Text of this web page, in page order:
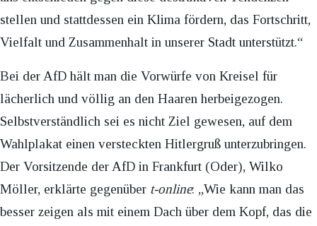
stellen und stattdessen ein Klima fördern, das Fortschritt,
Vielfalt und Zusammenhalt in unserer Stadt unterstützt.“
Bei der AfD hält man die Vorwürfe von Kreisel für
lächerlich und völlig an den Haaren herbeigezogen.
Selbstverständlich sei es nicht Ziel gewesen, auf dem
Wahlplakat einen versteckten Hitlergruß unterzubringen.
Der Vorsitzende der AfD in Frankfurt (Oder), Wilko
Möller, erklärte gegenüber t-online: „Wie kann man das
besser zeigen als mit einem Dach über dem Kopf, das die